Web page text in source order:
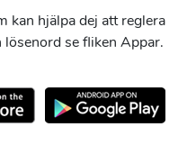
kan hjälpa dej att reglera
se fliken Appar.